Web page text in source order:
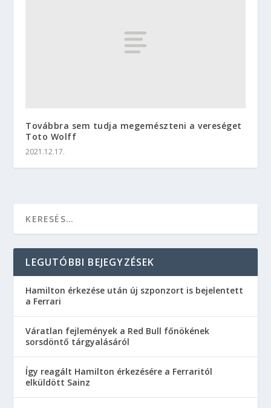
Továbbra sem tudja megemészteni a vereséget
Toto Wolff
2021.12.17.
LEGUTÓBBI BEJEGYZÉSEK
Hamilton érkezése után új szponzort is bejelentett
a Ferrari
Váratlan fejlemények a Red Bull főnökének
sorsdöntő tárgyalásáról
Így reagált Hamilton érkezésére a Ferraritól
elküldött Sainz